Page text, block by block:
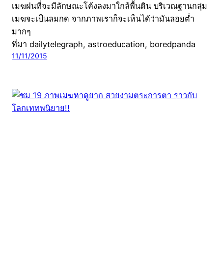
เมฆฝนที่จะมีลักษณะโค้งลงมาใกล้พื้นดิน บริเวณฐานกลุ่ม
เมฆจะเป็นลมกด จากภาพเราก็จะเห็นได้ว่ามันลอยต่ำ
มากๆ
ที่มา dailytelegraph, astroeducation, boredpanda
11/11/2015